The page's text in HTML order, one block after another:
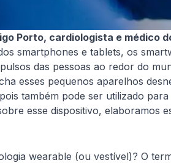
Porto, cardiologista e médico
smartphones e tablets, os
das pessoas ao redor do
esses pequenos aparelhos
também pode ser utilizado
esse dispositivo, elaboramos
wearable (ou vestível)? O